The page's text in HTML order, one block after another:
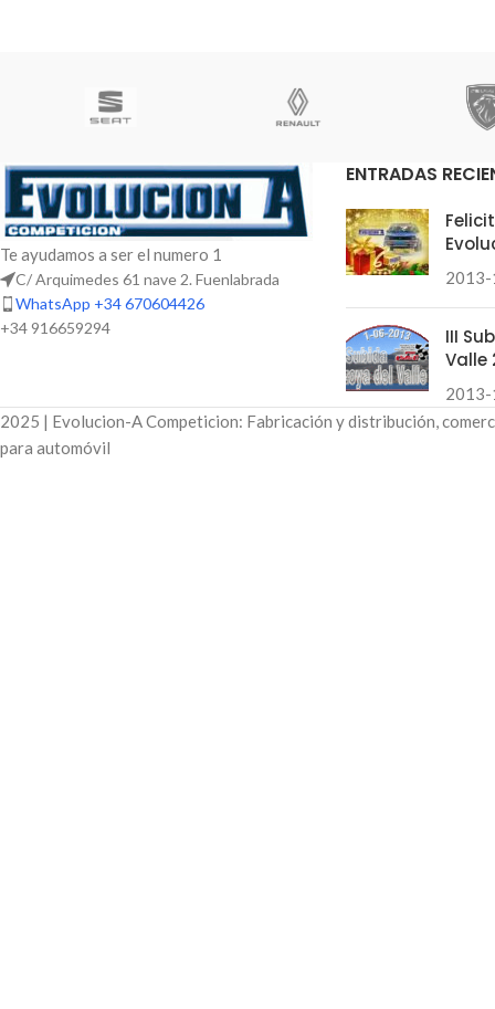
Te ayudamos a ser el numero 1
C/ Arquimedes 61 nave 2. Fuenlabrada
WhatsApp +34 670604426
+34 916659294
ENTRADAS
III
Valle
2025 | Evolucion-A Competicion: Fabricación y distribución,
para automóvil